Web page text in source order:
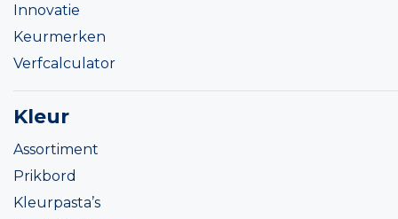
Innovatie
Keurmerken
Verfcalculator
Kleur
Assortiment
Prikbord
Kleurpasta’s